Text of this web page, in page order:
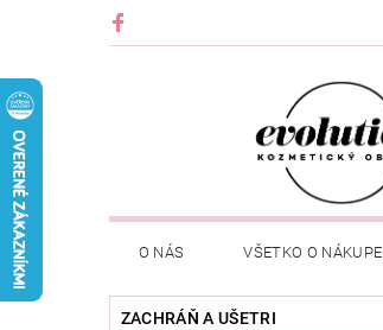
O NÁS VŠETKO O NÁKUPE
ZACHRÁŇ A UŠETRI